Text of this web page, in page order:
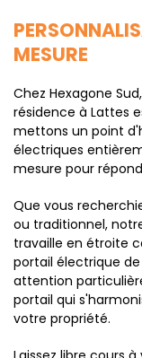
MESURE
Chez Hexagone
résidence à Lattes
mettons un point
électriques
mesure pour
Que vous
ou traditionnel,
travaille en étroite
portail électrique
attention
portail qui
votre propriété.